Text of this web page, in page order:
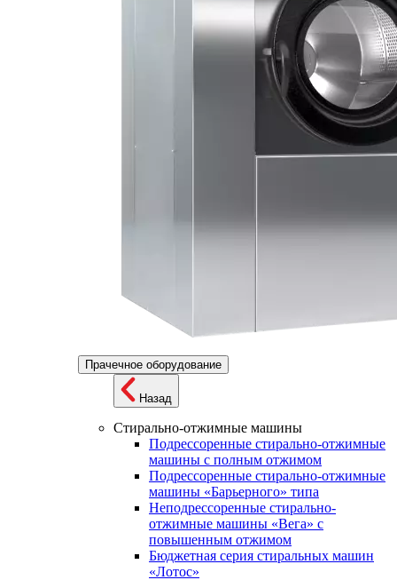
Прачечное оборудование
Назад
Стирально-отжимные машины
Подрессоренные стирально-отжимные
машины с полным отжимом
Подрессоренные стирально-отжимные
машины «Барьерного» типа
Неподрессоренные стирально-
отжимные машины «Вега» с
повышенным отжимом
Бюджетная серия стиральных машин
«Лотос»